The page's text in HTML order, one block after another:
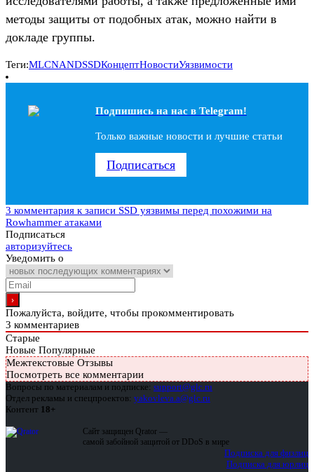
методы защиты от подобных атак, можно найти в
докладе группы.
Теги:MLCNANDSSDКонцептНовостиУязвимости
Подпишись на наc в Telegram!
Только важные новости и лучшие статьи
Подписаться
3 комментария к записи SSD уязвимы перед похожими на
Rowhammer атаками
Подписаться
авторизуйтесь
Уведомить о
Пожалуйста, войдите, чтобы прокомментировать
3 комментариев
Старые
Новые Популярные
Межтекстовые Отзывы
Посмотреть все комментарии
Вопросы по материалам и подписке: support@glc.ru
Отдел рекламы и спецпроектов: yakovleva.a@glc.ru
Контент 18+
Сайт защищен Qrator —
самой забойной защитой от DDoS в мире
Подписка для физлиц
Подписка для юрлиц